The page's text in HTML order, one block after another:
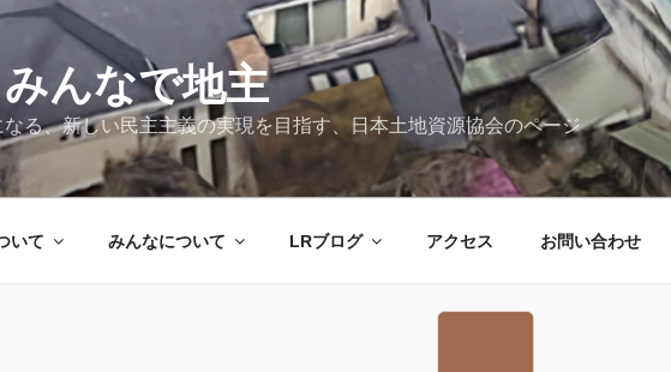
んなで地主
る、新しい民主主義の実現を目指す、日本土地資源協会のページ
いて みんなについて LRブログ アクセス お問い合わせ